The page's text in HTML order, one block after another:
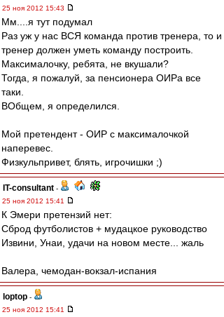
25 ноя 2012 15:43
Мм....я тут подумал
Раз уж у нас ВСЯ команда против тренера, то и
тренер должен уметь команду построить.
Максималочку, ребята, не вкушали?
Тогда, я пожалуй, за пенсионера ОИРа все
таки.
ВОбщем, я определился.
Мой претендент - ОИР с максималочкой
наперевес.
Физкульпривет, блять, игрочишки ;)
IT-consultant -
25 ноя 2012 15:41
К Эмери претензий нет:
Сброд футболистов + мудацкое руководство
Извини, Унаи, удачи на новом месте... жаль
Валера, чемодан-вокзал-испания
loptop -
25 ноя 2012 15:41